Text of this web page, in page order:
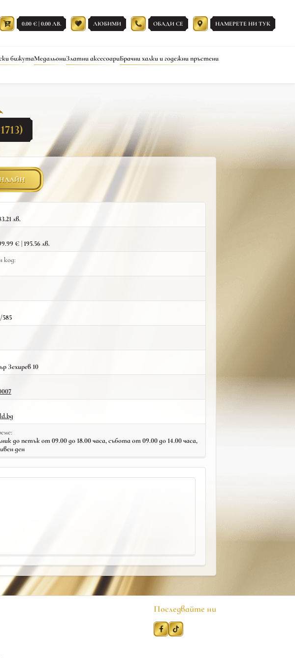
0.00 € | 0.00 ЛВ. ЛЮБИМИ ОБАДИ СЕ НАМЕРЕТЕ НИ ТУК
бижутаМедальониЗлатни аксесоариБрачни халки и годежни пръстени
лв.
€ | 195.56 лв.
код:
Зехирев 10
до петък от 09.00 до 18.00 часа, събота от 09.00 до 14.00 часа,
ден
Последвайте ни